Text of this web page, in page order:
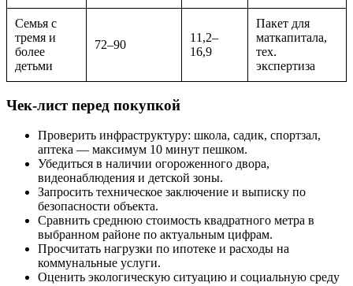
Семья с
тремя и
более
детьми
72–90
11,2–
16,9
Пакет для
маткапитала,
тех.
экспертиза
Чек-лист перед покупкой
Проверить инфраструктуру: школа, садик, спортзал,
аптека — максимум 10 минут пешком.
Убедиться в наличии огороженного двора,
видеонаблюдения и детской зоны.
Запросить техническое заключение и выписку по
безопасности объекта.
Сравнить среднюю стоимость квадратного метра в
выбранном районе по актуальным цифрам.
Просчитать нагрузки по ипотеке и расходы на
коммунальные услуги.
Оценить экологическую ситуацию и социальную среду